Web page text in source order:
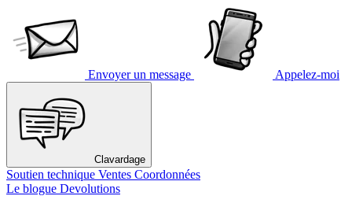
Envoyer un message Appelez-moi
Clavardage
Soutien technique Ventes Coordonnées
Le blogue Devolutions